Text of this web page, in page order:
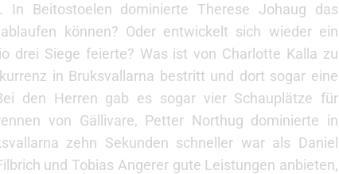
Beitostoelen dominierte Therese Johaug das
können? Oder entwickelt sich wieder ein
drei Siege feierte? Was ist von Charlotte Kalla zu
in Bruksvallarna bestritt und dort sogar eine
den Herren gab es sogar vier Schauplätze für
von Gällivare, Petter Northug dominierte in
zehn Sekunden schneller war als Daniel
und Tobias Angerer gute Leistungen anbieten,